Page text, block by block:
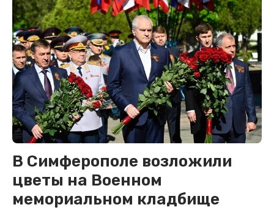
В Симферополе возложили
цветы на Военном
мемориальном кладбище